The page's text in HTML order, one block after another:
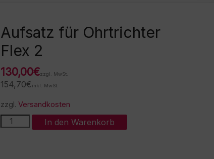
Aufsatz für Ohrtrichter
Flex 2
130,00€zzgl. MwSt.
154,70€ inkl. MwSt.
zzgl. Versandkosten
Aufsatz
für
In den Warenkorb